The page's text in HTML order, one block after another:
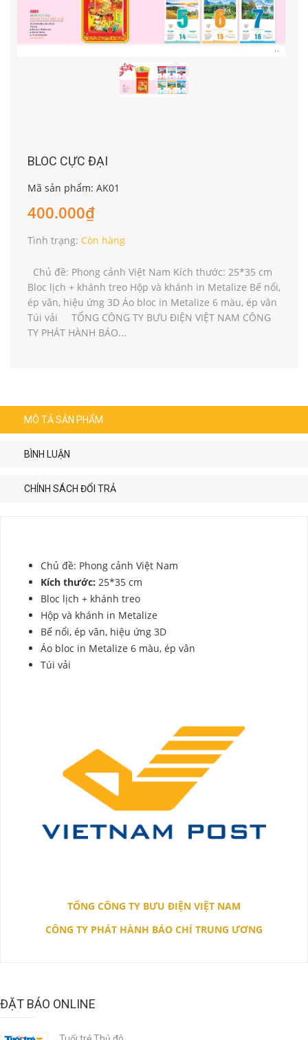
BLOC CỰC ĐẠI
Mã sản phẩm: AK01
400.000₫
Tình trạng: Còn hàng
Chủ đề: Phong cảnh Việt Nam Kích thước: 25*35 cm
Bloc lịch + khánh treo Hộp và khánh in Metalize Bế nổi,
ép vân, hiệu ứng 3D Áo bloc in Metalize 6 màu, ép vân
Túi vải TỔNG CÔNG TY BƯU ĐIỆN VIỆT NAM CÔNG
TY PHÁT HÀNH BÁO...
MÔ TẢ SẢN PHẨM
BÌNH LUẬN
CHÍNH SÁCH ĐỔI TRẢ
Chủ đề: Phong cảnh Việt Nam
Kích thước: 25*35 cm
Bloc lịch + khánh treo
Hộp và khánh in Metalize
Bế nổi, ép vân, hiệu ứng 3D
Áo bloc in Metalize 6 màu, ép vân
Túi vải
TỔNG CÔNG TY BƯU ĐIỆN VIỆT NAM
CÔNG TY PHÁT HÀNH BÁO CHÍ TRUNG ƯƠNG
ĐẶT BÁO ONLINE